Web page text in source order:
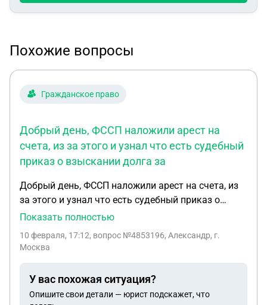
Похожие вопросы
Гражданское право
Добрый день, ФССП наложили арест на
счета, из за этого и узнал что есть судебный
приказ о взыскании долга за
Добрый день, ФССП наложили арест на счета, из
за этого и узнал что есть судебный приказ о
взыскании долга за некий договор
ПОДПИСЫВАЛ И В ГЛАЗА НЕ ВИДЕЛ)
отказе, что делать?
Показать полностью
10 февраля, 17:12, вопрос №4853196, Александр, г.
Москва
У вас похожая ситуация?
Опишите свои детали — юрист подскажет, что